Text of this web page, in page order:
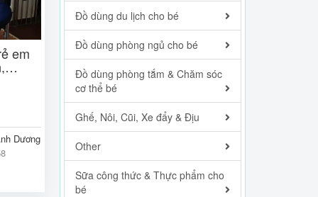
em
Dương
Đồ dùng du lịch cho bé
Đồ dùng phòng ngủ cho bé
Đồ dùng phòng tắm & Chăm sóc
cơ thể bé
Ghế, Nôi, Cũi, Xe đẩy & Địu
Other
Sữa công thức & Thực phẩm cho
bé